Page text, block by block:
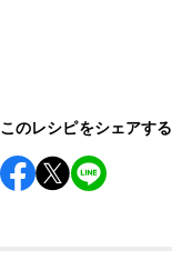
このレシピをシェアする